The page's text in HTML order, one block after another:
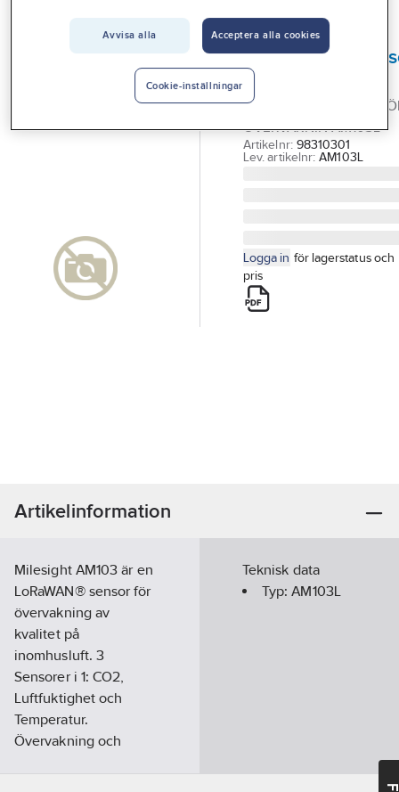
MILESIGHT
LORAWAN® SENSOR
ÖVERVAKNIN AM103L
Artikelnr: 98310301
Lev. artikelnr: AM103L
Logga in för lagerstatus och
pris
Artikelinformation
Milesight AM103 är en
LoRaWAN® sensor för
övervakning av
kvalitet på
inomhusluft. 3
Sensorer i 1: CO2,
Luftfuktighet och
Temperatur.
Övervakning och
Teknisk data
Typ:AM103L
Avvisa alla Acceptera alla cookies
Cookie-inställningar